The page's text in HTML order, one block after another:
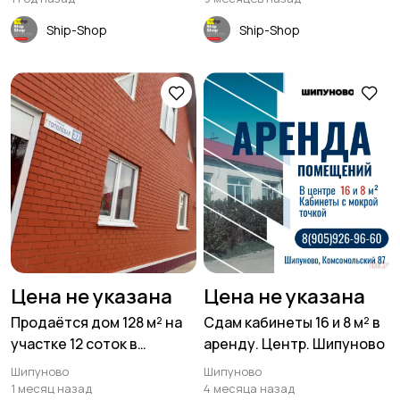
Ship-Shop
кв.м
Ship-Shop
Цена не указана
Продаётся дом 128 м² на
участке 12 соток в
Шипуново
Шипуново
1 месяц назад
Цена не указана
Сдам кабинеты 16 и 8 м² в
аренду. Центр. Шипуново
Шипуново
4 месяца назад